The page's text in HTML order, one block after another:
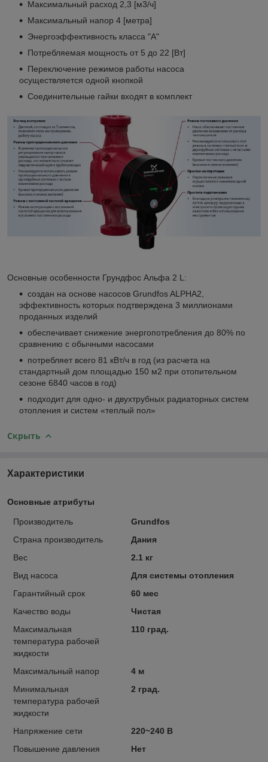
Максимальный расход 2,3 [м3/ч]
Максимальный напор 4 [метра]
Энергоэффективность класса "А"
Потребляемая мощность от 5 до 22 [Вт]
Переключение режимов работы насоса
осуществляется одной кнопкой
Соединительные гайки входят в комплект
Основные особенности Грундфос Альфа 2 L:
создан на основе насосов Grundfos ALPHA2,
эффективность которых подтверждена 3 миллионами
проданных изделий
обеспечивает снижение энергопотребления до 80% по
сравнению с обычными насосами
потребляет всего 81 кВт/ч в год (из расчета на
стандартный дом площадью 150 м2 при отопительном
сезоне 6840 часов в год)
подходит для одно- и двухтрубных радиаторных систем
отопления и систем «теплый пол»
Скрыть
Характеристики
Основные атрибуты
Производитель
Grundfos
Страна производитель
Дания
Вес
2.1 кг
Вид насоса
Для системы отопления
Гарантийный срок
60 мес
Качество воды
Чистая
Максимальная
температура рабочей
жидкости
110 град.
Максимальный напор
4 м
Минимальная
температура рабочей
жидкости
2 град.
Напряжение сети
220~240 В
Повышение давления
Нет